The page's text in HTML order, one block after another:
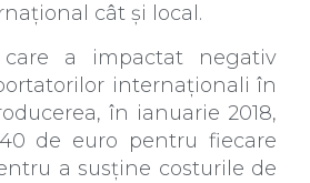
cât și local.
a impactat negativ
internaționali în
în ianuarie 2018,
de euro pentru fiecare
a susține costurile de